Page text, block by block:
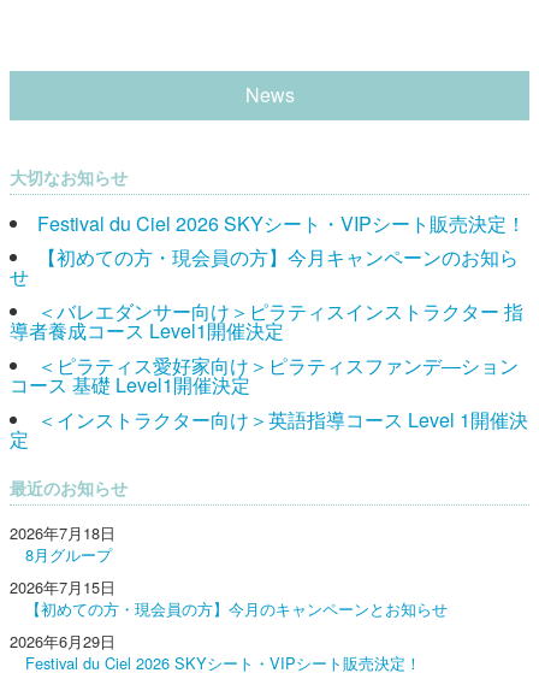
News
大切なお知らせ
Festival du Ciel 2026 SKYシート・VIPシート販売決定！
【初めての方・現会員の方】今月キャンペーンのお知ら
せ
＜バレエダンサー向け＞ピラティスインストラクター 指
導者養成コース Level1開催決定
＜ピラティス愛好家向け＞ピラティスファンデ―ション
コース 基礎 Level1開催決定
＜インストラクター向け＞英語指導コース Level 1開催決
定
最近のお知らせ
2026年7月18日
8月グループ
2026年7月15日
【初めての方・現会員の方】今月のキャンペーンとお知らせ
2026年6月29日
Festival du Ciel 2026 SKYシート・VIPシート販売決定！